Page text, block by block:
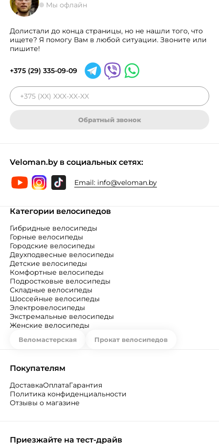
Мы офлайн
Долистали до конца страницы, но не нашли того, что
ищете? Я помогу Вам в любой ситуации. Звоните или
пишите!
+375 (29) 335-09-09
Обратный звонок
Veloman.by в социальных сетях:
Email: info@veloman.by
Категории велосипедов
Гибридные велосипеды
Горные велосипеды
Городские велосипеды
Двухподвесные велосипеды
Детские велосипеды
Комфортные велосипеды
Подростковые велосипеды
Складные велосипеды
Шоссейные велосипеды
Электровелосипеды
Экстремальные велосипеды
Женские велосипеды
Веломастерская Прокат велосипедов
Покупателям
ДоставкаОплатаГарантия
Политика конфиденциальности
Отзывы о магазине
Приезжайте на тест-драйв